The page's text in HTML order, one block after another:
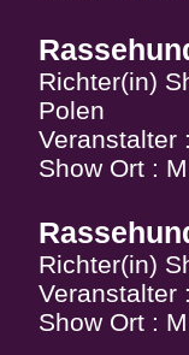
Richter(in)
Polen
Veranstalter
Show Ort :
Richter(in)
Veranstalter
Show Ort :